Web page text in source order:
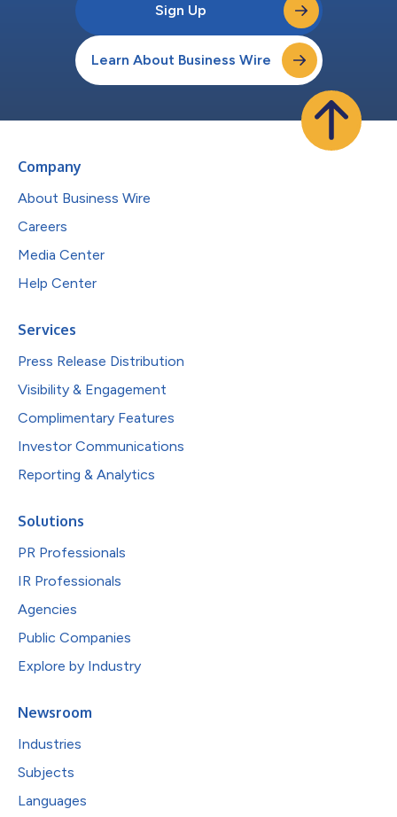
Sign Up
Learn About Business Wire
Company
About Business Wire
Careers
Media Center
Help Center
Services
Press Release Distribution
Visibility & Engagement
Complimentary Features
Investor Communications
Reporting & Analytics
Solutions
PR Professionals
IR Professionals
Agencies
Public Companies
Explore by Industry
Newsroom
Industries
Subjects
Languages